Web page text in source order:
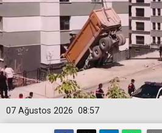
08:57
07 Ağustos 2026